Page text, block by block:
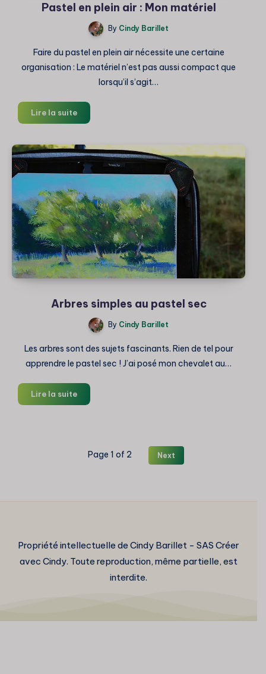
Pastel en plein air : Mon matériel
By Cindy Barillet
Faire du pastel en plein air nécessite une certaine
organisation : Le matériel n’est pas aussi compact que
lorsqu’il s’agit…
Lire la suitePastel
en
air
Mon
matériel
Arbres simples au pastel sec
By Cindy Barillet
Les arbres sont des sujets fascinants. Rien de tel pour
apprendre le pastel sec ! J’ai posé mon chevalet au…
Lire la suiteArbres
simples
Page 1 of 2 Next
Propriété intellectuelle de Cindy Barillet - SAS Créer
avec Cindy. Toute reproduction, même partielle, est
interdite.